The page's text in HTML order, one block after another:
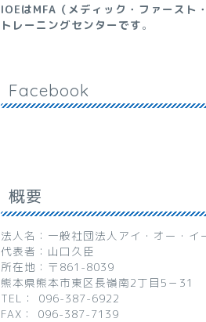
IOEはMFA（メディック・ファースト
トレーニングセンターです。
Facebook
概要
法人名：一般社団法人アイ・オー・イ
代表者：山口久臣
所在地：〒861-8039
熊本県熊本市東区長嶺南2丁目5－31
TEL： 096-387-6922
FAX： 096-387-7139